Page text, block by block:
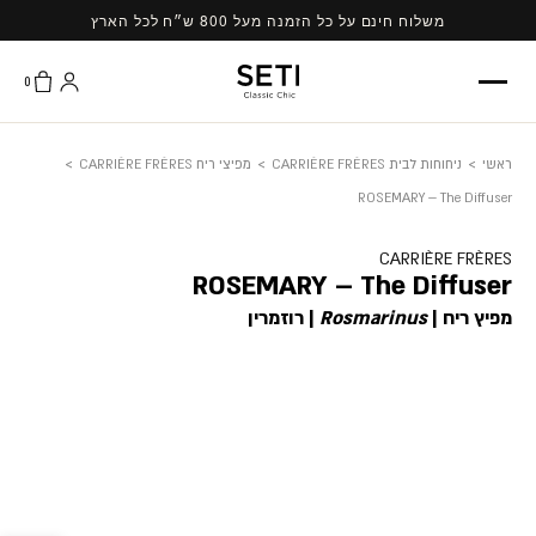
content
משלוח חינם על כל הזמנה מעל 800 ש״ח לכל הארץ
0
ראשי > ניחוחות לבית CARRIÈRE FRÈRES > מפיצי ריח CARRIÈRE FRÈRES >
ROSEMARY – The Diffuser
CARRIÈRE FRÈRES
ROSEMARY – The Diffuser
מפיץ ריח |Rosmarinus | רוזמרין